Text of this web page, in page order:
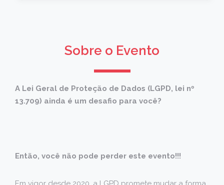
Sobre o Evento
A Lei Geral de Proteção de Dados (LGPD, lei nº
13.709) ainda é um desafio para você?
Então, você não pode perder este evento!!!